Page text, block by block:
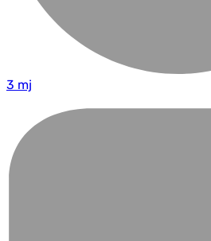
3 mj